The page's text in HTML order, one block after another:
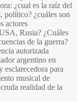
¿cual es la raíz del
¿cuáles son
actores
Rusia? ¿Cuáles
de la guerra?
autorizada
argentino en
para
musical de
realidad de la